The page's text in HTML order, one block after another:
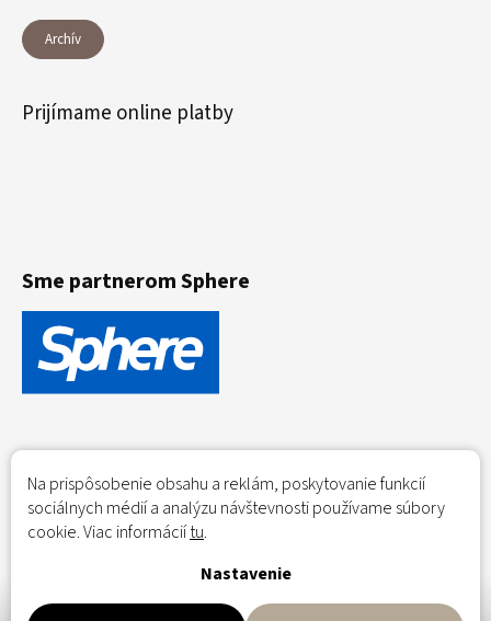
Na prispôsobenie obsahu a reklám, poskytovanie funkcií
sociálnych médií a analýzu návštevnosti používame súbory
cookie. Viac informáciítu.
Nastavenie
Archív
Prijímame online platby
Sme partnerom Sphere